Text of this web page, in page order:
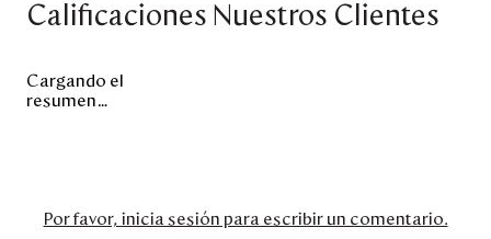
Calificaciones Nuestros Clientes
Cargando el
resumen…
Por favor, inicia sesión para escribir un comentario.